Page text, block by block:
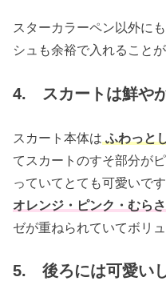
スターカラーペン以外に
シュも余裕で入れること
4. スカートは鮮や
スカート本体は ふわっと
てスカートのすそ部分が
っていてとても可愛いで
オレンジ・ピンク・むら
ゼが重ねられていてボリ
5. 後ろには可愛い